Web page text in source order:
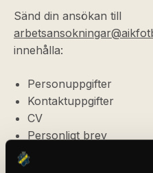
Sänd din ansökan till
innehålla:
Personuppgifter
Kontaktuppgifter
CV
Personligt brev
Referenser